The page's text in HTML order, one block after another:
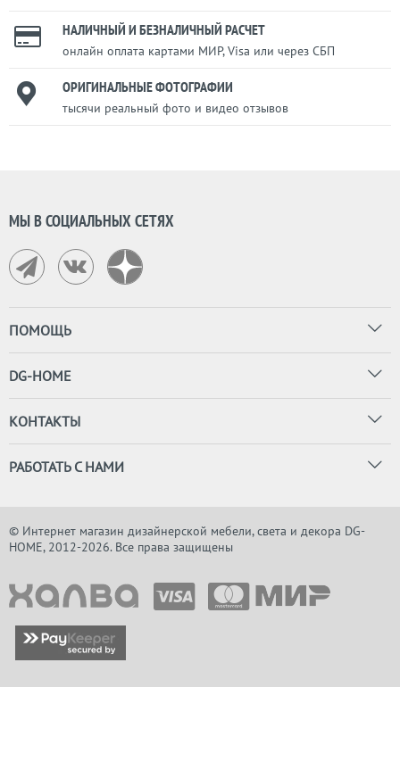
НАЛИЧНЫЙ И БЕЗНАЛИЧНЫЙ РАСЧЕТ
онлайн оплата картами МИР, Visa или через СБП
ОРИГИНАЛЬНЫЕ ФОТОГРАФИИ
тысячи реальный фото и видео отзывов
МЫ В СОЦИАЛЬНЫХ СЕТЯХ
ПОМОЩЬ
DG-HOME
КОНТАКТЫ
РАБОТАТЬ С НАМИ
© Интернет магазин дизайнерской мебели, света и декора DG-
HOME, 2012-2026. Все права защищены